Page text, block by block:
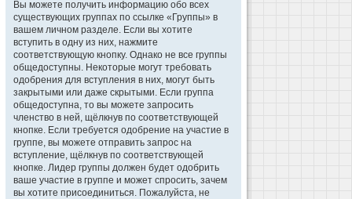
Вы можете получить информацию обо всех
существующих группах по ссылке «Группы» в
вашем личном разделе. Если вы хотите
вступить в одну из них, нажмите
соответствующую кнопку. Однако не все группы
общедоступны. Некоторые могут требовать
одобрения для вступления в них, могут быть
закрытыми или даже скрытыми. Если группа
общедоступна, то вы можете запросить
членство в ней, щёлкнув по соответствующей
кнопке. Если требуется одобрение на участие в
группе, вы можете отправить запрос на
вступление, щёлкнув по соответствующей
кнопке. Лидер группы должен будет одобрить
ваше участие в группе и может спросить, зачем
вы хотите присоединиться. Пожалуйста, не